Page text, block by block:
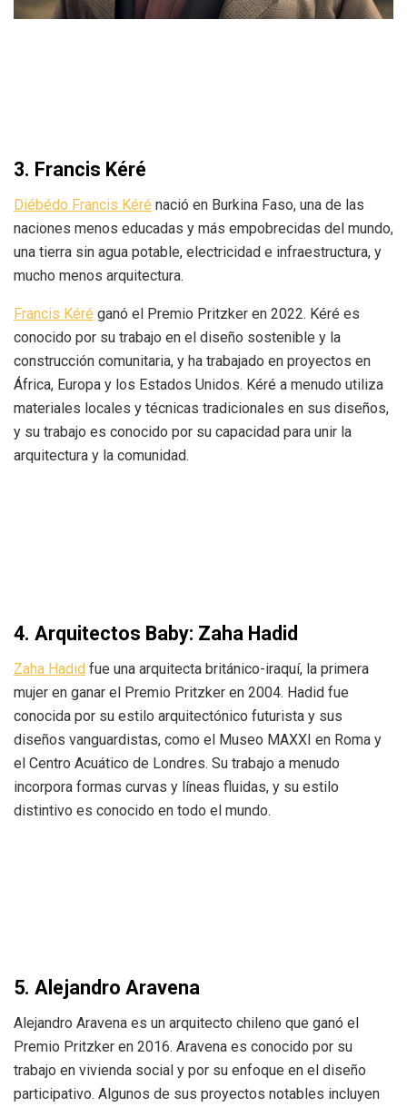
3. Francis Kéré
Diébédo Francis Kéré nació en Burkina Faso, una de las
naciones menos educadas y más empobrecidas del mundo,
una tierra sin agua potable, electricidad e infraestructura, y
mucho menos arquitectura.
Francis Kéré ganó el Premio Pritzker en 2022. Kéré es
conocido por su trabajo en el diseño sostenible y la
construcción comunitaria, y ha trabajado en proyectos en
África, Europa y los Estados Unidos. Kéré a menudo utiliza
materiales locales y técnicas tradicionales en sus diseños,
y su trabajo es conocido por su capacidad para unir la
arquitectura y la comunidad.
4. Arquitectos Baby: Zaha Hadid
Zaha Hadid fue una arquitecta británico-iraquí, la primera
mujer en ganar el Premio Pritzker en 2004. Hadid fue
conocida por su estilo arquitectónico futurista y sus
diseños vanguardistas, como el Museo MAXXI en Roma y
el Centro Acuático de Londres. Su trabajo a menudo
incorpora formas curvas y líneas fluidas, y su estilo
distintivo es conocido en todo el mundo.
5. Alejandro Aravena
Alejandro Aravena es un arquitecto chileno que ganó el
Premio Pritzker en 2016. Aravena es conocido por su
trabajo en vivienda social y por su enfoque en el diseño
participativo. Algunos de sus proyectos notables incluyen